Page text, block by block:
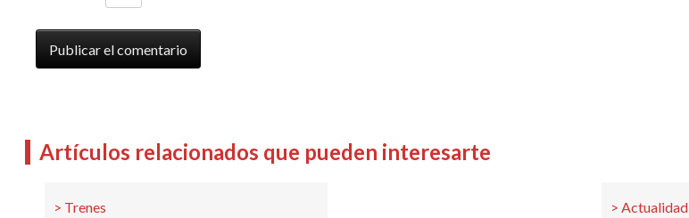
Artículos relacionados que pueden interesarte
Trenes Actualidad